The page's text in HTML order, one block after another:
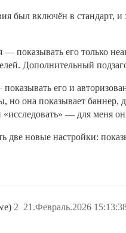
был включён в стандарт,
показывать его только
Дополнительный
его и
но она показывает баннер,
— для меня
две новые настройки:
21.Февраль.2026
2